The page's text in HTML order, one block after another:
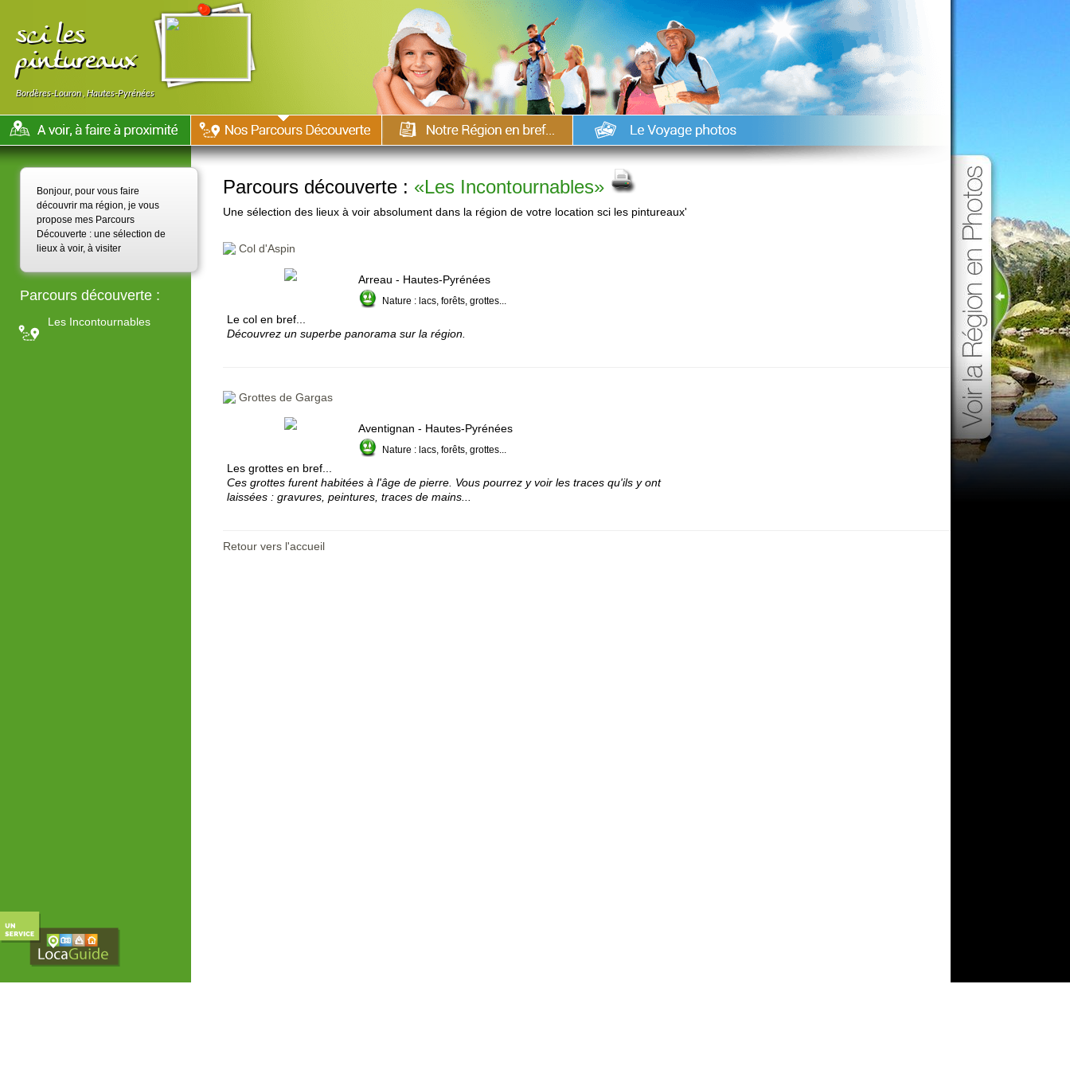
sci les
pintureaux
Bordères-Louron, Hautes-Pyrénées
Bonjour, pour vous faire
découvrir ma région, je vous
propose mes Parcours
Découverte : une sélection de
lieux à voir, à visiter
Parcours découverte :
Les Incontournables
Parcours découverte : «Les Incontournables»
Une sélection des lieux à voir absolument dans la région de votre location sci les pintureaux'
Col d'Aspin
Arreau - Hautes-Pyrénées
Nature : lacs, forêts, grottes...
Le col en bref...
Découvrez un superbe panorama sur la région.
Grottes de Gargas
Aventignan - Hautes-Pyrénées
Nature : lacs, forêts, grottes...
Les grottes en bref...
Ces grottes furent habitées à l'âge de pierre. Vous pourrez y voir les traces qu'ils y ont
laissées : gravures, peintures, traces de mains...
Retour vers l'accueil